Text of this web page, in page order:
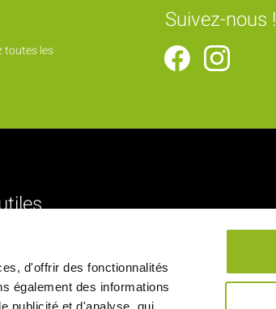
d'offrir des fonctionnalités
également des informations
toutes les
Suivez-nous !
de vente